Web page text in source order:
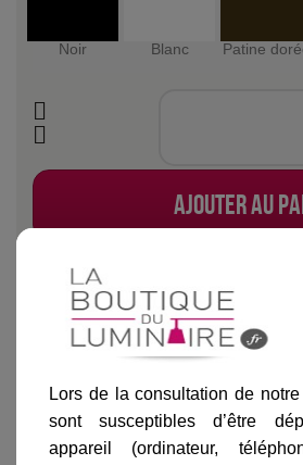
Noir Blanc Patine
Ajouter au
marque
livraison
Lors de la consultation de
sont susceptibles d’être
appareil (ordinateur,